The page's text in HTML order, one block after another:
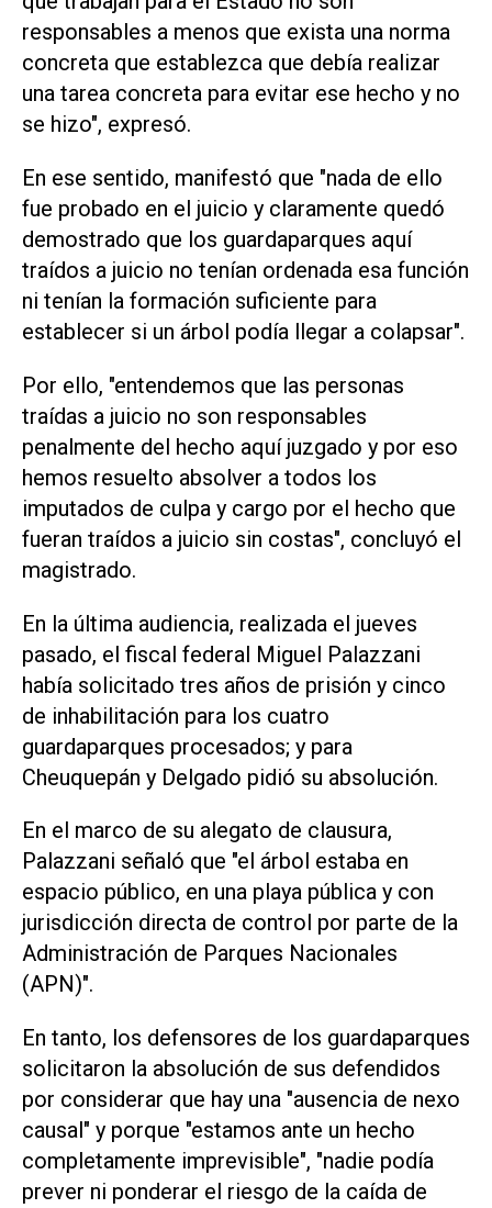
responsables a menos que exista una norma
concreta que establezca que debía realizar
una tarea concreta para evitar ese hecho y no
se hizo", expresó.
En ese sentido, manifestó que "nada de ello
fue probado en el juicio y claramente quedó
demostrado que los guardaparques aquí
traídos a juicio no tenían ordenada esa función
ni tenían la formación suficiente para
establecer si un árbol podía llegar a colapsar".
Por ello, "entendemos que las personas
traídas a juicio no son responsables
penalmente del hecho aquí juzgado y por eso
hemos resuelto absolver a todos los
imputados de culpa y cargo por el hecho que
fueran traídos a juicio sin costas", concluyó el
magistrado.
En la última audiencia, realizada el jueves
pasado, el fiscal federal Miguel Palazzani
había solicitado tres años de prisión y cinco
de inhabilitación para los cuatro
guardaparques procesados; y para
Cheuquepán y Delgado pidió su absolución.
En el marco de su alegato de clausura,
Palazzani señaló que "el árbol estaba en
espacio público, en una playa pública y con
jurisdicción directa de control por parte de la
Administración de Parques Nacionales
(APN)".
En tanto, los defensores de los guardaparques
solicitaron la absolución de sus defendidos
por considerar que hay una "ausencia de nexo
causal" y porque "estamos ante un hecho
completamente imprevisible", "nadie podía
prever ni ponderar el riesgo de la caída de